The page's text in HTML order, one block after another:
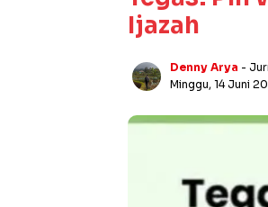
Ijazah
Denny Arya -
Minggu, 14 Juni